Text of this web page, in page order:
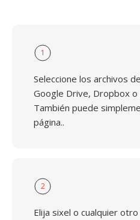
1
Seleccione los archivos
Google Drive, Dropbox o
También puede
página..
2
Elija sixel o cualquier